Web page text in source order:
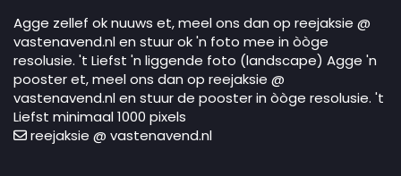
Agge zellef ok nuuws et, meel ons dan op reejaksie @
vastenavend.nl en stuur ok 'n foto mee in òòge
resolusie. 't Liefst 'n liggende foto (landscape) Agge 'n
pooster et, meel ons dan op reejaksie @
vastenavend.nl en stuur de pooster in òòge resolusie. 't
Liefst minimaal 1000 pixels
reejaksie @ vastenavend.nl